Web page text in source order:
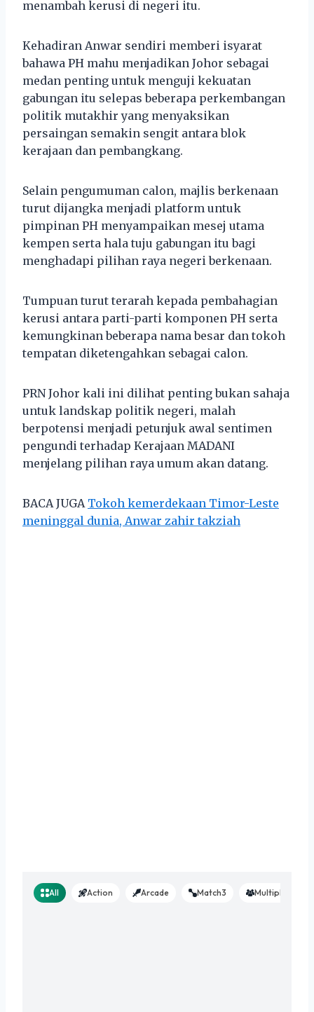
menambah kerusi di negeri itu.
Kehadiran Anwar sendiri memberi isyarat
bahawa PH mahu menjadikan Johor sebagai
medan penting untuk menguji kekuatan
gabungan itu selepas beberapa perkembangan
politik mutakhir yang menyaksikan
persaingan semakin sengit antara blok
kerajaan dan pembangkang.
Selain pengumuman calon, majlis berkenaan
turut dijangka menjadi platform untuk
pimpinan PH menyampaikan mesej utama
kempen serta hala tuju gabungan itu bagi
menghadapi pilihan raya negeri berkenaan.
Tumpuan turut terarah kepada pembahagian
kerusi antara parti-parti komponen PH serta
kemungkinan beberapa nama besar dan tokoh
tempatan diketengahkan sebagai calon.
PRN Johor kali ini dilihat penting bukan sahaja
untuk landskap politik negeri, malah
berpotensi menjadi petunjuk awal sentimen
pengundi terhadap Kerajaan MADANI
menjelang pilihan raya umum akan datang.
BACA JUGA Tokoh kemerdekaan Timor-Leste
meninggal dunia, Anwar zahir takziah